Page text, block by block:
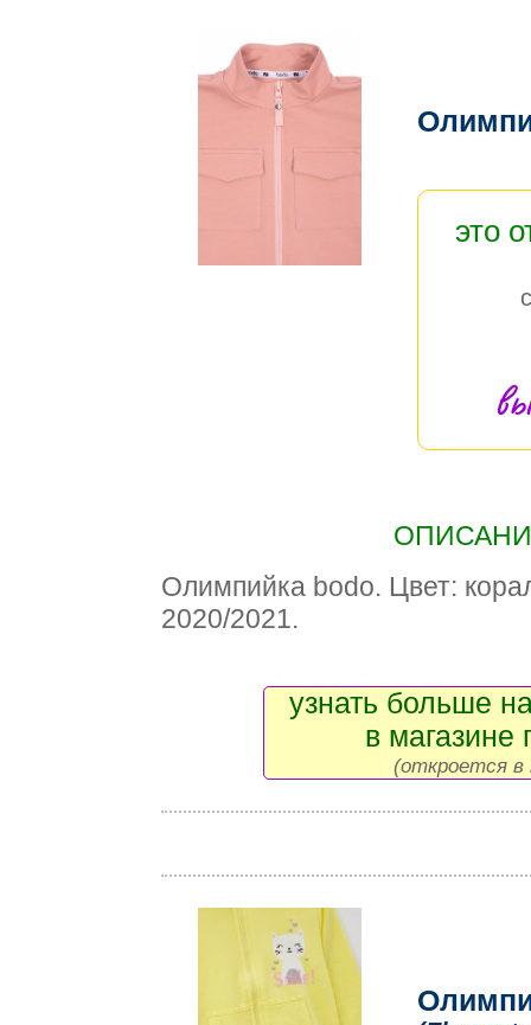
это
Олимпийка bodo. Цвет:
2020/2021.
узнать больше
в магазине
(откроется в